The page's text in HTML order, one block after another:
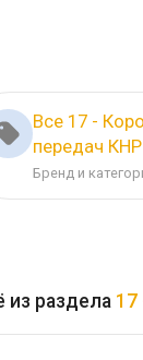
Все 17 -
передач КНР
Бренд и
из раздела 17